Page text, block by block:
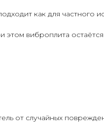
как для частного
этом виброплита
от случайных